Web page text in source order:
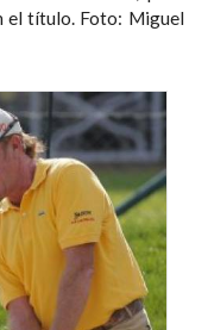
Miguel